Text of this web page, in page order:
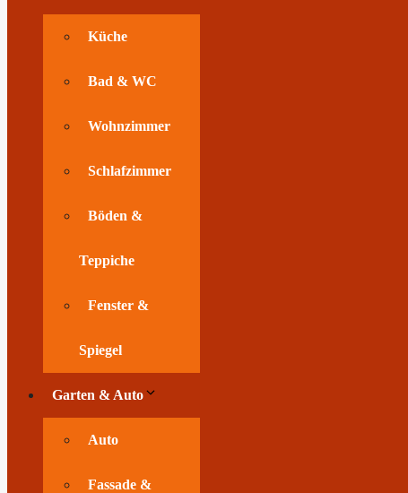
Küche
Bad & WC
Wohnzimmer
Schlafzimmer
Böden &
Teppiche
Fenster &
Spiegel
Garten & Auto
Auto
Fassade &